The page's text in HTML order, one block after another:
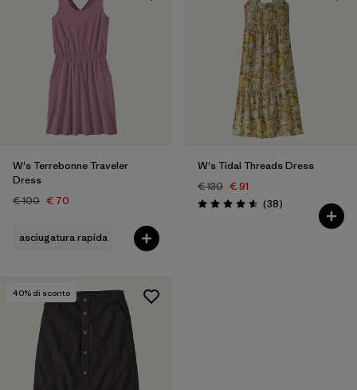
W's Terrebonne Traveler
Dress
€ 100 € 70
asciugatura rapida
W's Tidal Threads Dress
€ 130 € 91
Valutazione: 4.6 / 5
(38Recensioni
)
40% di sconto